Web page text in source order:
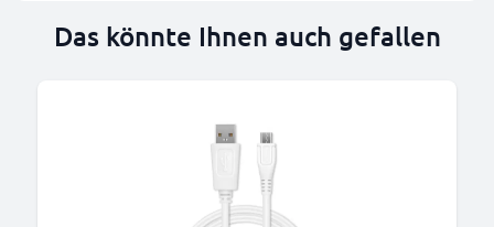
Das könnte Ihnen auch gefallen